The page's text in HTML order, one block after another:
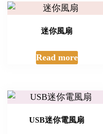
迷你風扇
Read more
USB迷你電風扇